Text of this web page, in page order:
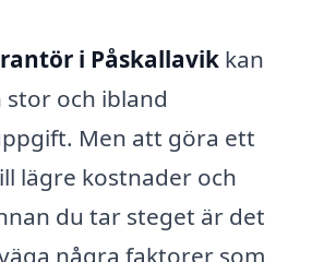
i Påskallavik kan
stor och ibland
Men att göra ett
lägre kostnader och
du tar steget är det
några faktorer som